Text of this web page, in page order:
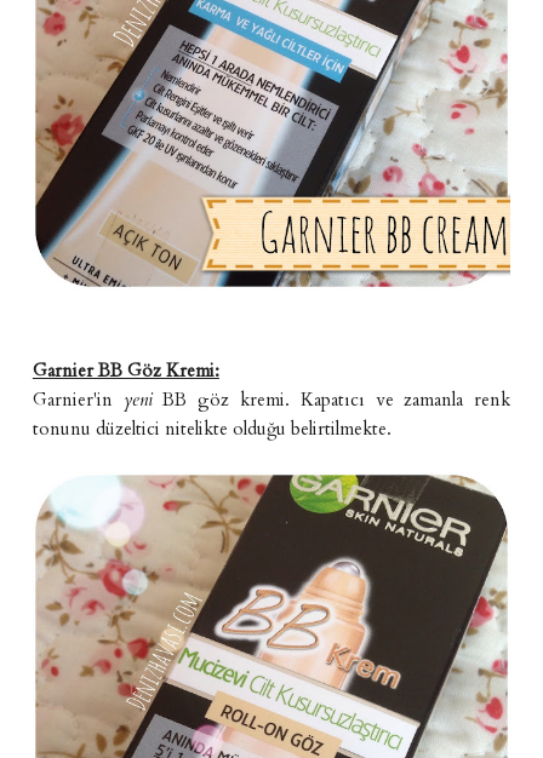
Garnier BB Göz Kremi:
Garnier'in yeniBB göz kremi. Kapatıcı ve zamanla renk
tonunu düzeltici nitelikte olduğu belirtilmekte.